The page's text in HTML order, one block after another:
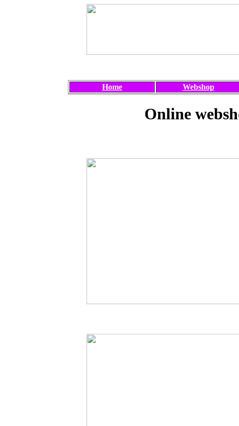
Home Webshop
Online